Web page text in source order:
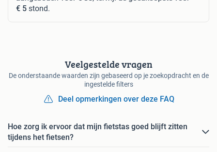
€ 5 stond.
Veelgestelde vragen
De onderstaande waarden zijn gebaseerd op je zoekopdracht en de
ingestelde filters
Deel opmerkingen over deze FAQ
Hoe zorg ik ervoor dat mijn fietstas goed blijft zitten
tijdens het fietsen?